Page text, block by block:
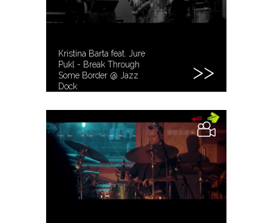
Kristina Barta feat. Jure
Pukl - Break Through
Some Border @ Jazz
Dock